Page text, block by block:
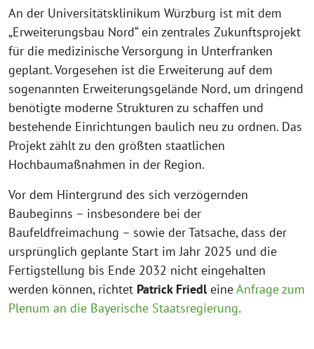
An der Universitätsklinikum Würzburg ist mit dem
„Erweiterungsbau Nord“ ein zentrales Zukunftsprojekt
für die medizinische Versorgung in Unterfranken
geplant. Vorgesehen ist die Erweiterung auf dem
sogenannten Erweiterungsgelände Nord, um dringend
benötigte moderne Strukturen zu schaffen und
bestehende Einrichtungen baulich neu zu ordnen. Das
Projekt zählt zu den größten staatlichen
Hochbaumaßnahmen in der Region.
Vor dem Hintergrund des sich verzögernden
Baubeginns – insbesondere bei der
Baufeldfreimachung – sowie der Tatsache, dass der
ursprünglich geplante Start im Jahr 2025 und die
Fertigstellung bis Ende 2032 nicht eingehalten
werden können, richtet Patrick FriedleineAnfrage zum
Plenum an die Bayerische Staatsregierung.